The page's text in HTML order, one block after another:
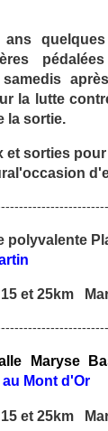
la lutte
la sortie.
et sorties
polyvalente
et 25km
Maryse
Mont d'Or
et 25km